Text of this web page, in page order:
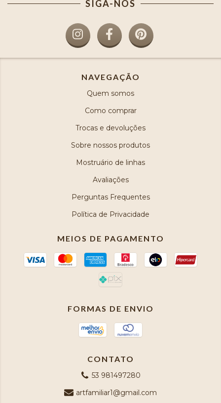
SIGA-NOS
NAVEGAÇÃO
Quem somos
Como comprar
Trocas e devoluções
Sobre nossos produtos
Mostruário de linhas
Avaliações
Perguntas Frequentes
Política de Privacidade
MEIOS DE PAGAMENTO
FORMAS DE ENVIO
CONTATO
53 981497280
artfamiliar1@gmail.com